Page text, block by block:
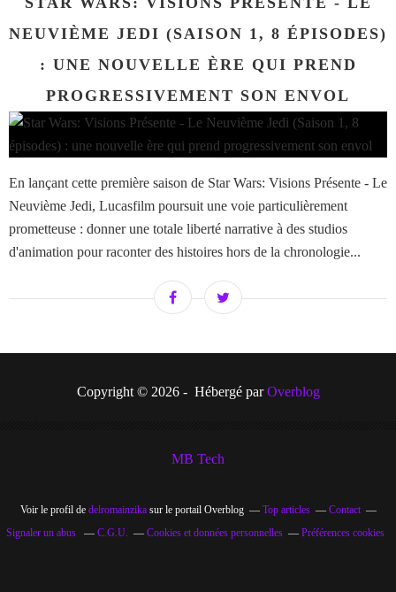
NEUVIÈME JEDI (SAISON 1, 8 ÉPISODES)
: UNE NOUVELLE ÈRE QUI PREND
PROGRESSIVEMENT SON ENVOL
En lançant cette première saison de Star Wars: Visions Présente - Le
Neuvième Jedi, Lucasfilm poursuit une voie particulièrement
prometteuse : donner une totale liberté narrative à des studios
d'animation pour raconter des histoires hors de la chronologie...
Copyright © 2026 - Hébergé parOverblog
MB Tech
Voir le profil de delromainzikasur le portail Overblog Top articles
Contact
Signaler un abus
C.G.U. Cookies et données personnelles Préférences cookies